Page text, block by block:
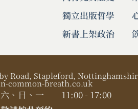
獨立出版
新書上架
哲學
政治
Road, Stapleford,
common-breath.co.uk
、日、一
11:00 - 17:00